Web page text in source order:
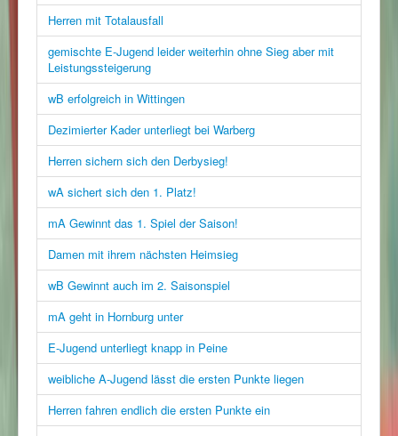
Herren mit Totalausfall
gemischte E-Jugend leider weiterhin ohne Sieg aber mit
Leistungssteigerung
wB erfolgreich in Wittingen
Dezimierter Kader unterliegt bei Warberg
Herren sichern sich den Derbysieg!
wA sichert sich den 1. Platz!
mA Gewinnt das 1. Spiel der Saison!
Damen mit ihrem nächsten Heimsieg
wB Gewinnt auch im 2. Saisonspiel
mA geht in Hornburg unter
E-Jugend unterliegt knapp in Peine
weibliche A-Jugend lässt die ersten Punkte liegen
Herren fahren endlich die ersten Punkte ein